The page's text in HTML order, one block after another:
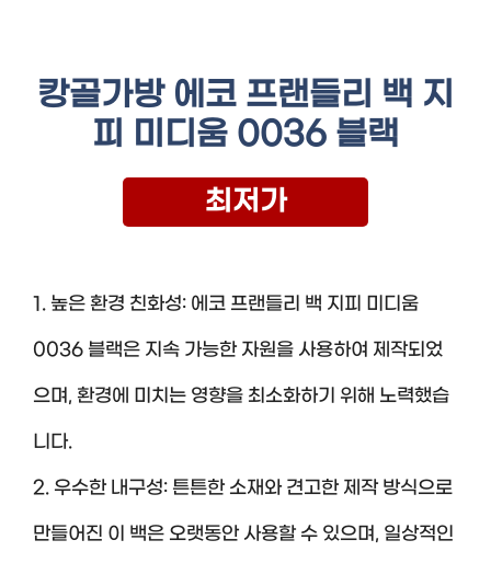
캉골가방 에코 프랜들리 백 지
피 미디움 0036 블랙
최저가
1. 높은 환경 친화성: 에코 프랜들리 백 지피 미디움
0036 블랙은 지속 가능한 자원을 사용하여 제작되었
으며, 환경에 미치는 영향을 최소화하기 위해 노력했습
니다.
2. 우수한 내구성: 튼튼한 소재와 견고한 제작 방식으로
만들어진 이 백은 오랫동안 사용할 수 있으며, 일상적인